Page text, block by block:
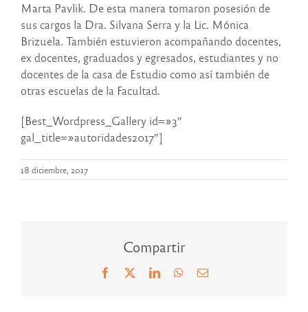
Marta Pavlik. De esta manera tomaron posesión de
sus cargos la Dra. Silvana Serra y la Lic. Mónica
Brizuela. También estuvieron acompañando docentes,
ex docentes, graduados y egresados, estudiantes y no
docentes de la casa de Estudio como así también de
otras escuelas de la Facultad.
[Best_Wordpress_Gallery id=»3″
gal_title=»autoridades2017″]
18 diciembre, 2017
Compartir
Facebook LinkedInWhatsApp
Correo